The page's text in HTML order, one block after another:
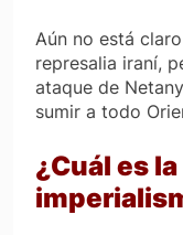
Aún no está
represalia iraní,
ataque de
sumir a todo
¿Cuál es